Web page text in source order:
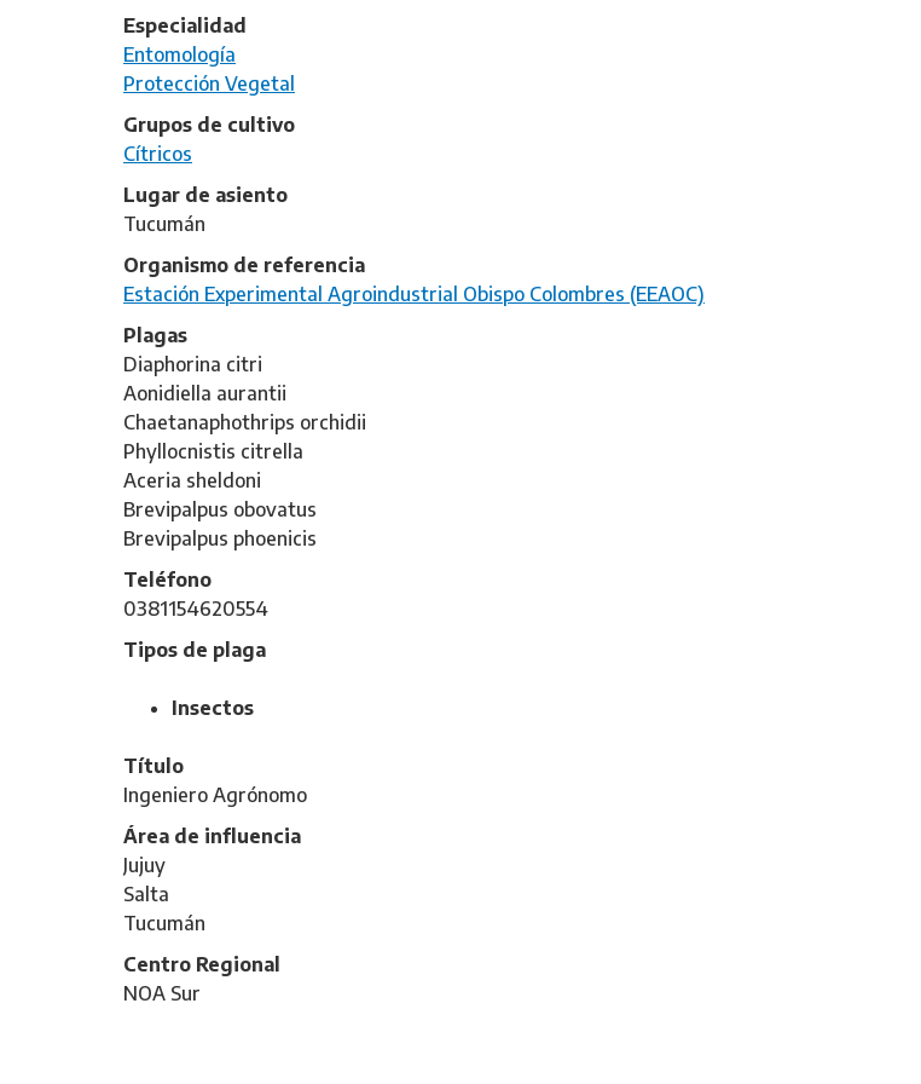
Especialidad
Entomología
Protección Vegetal
Grupos de cultivo
Cítricos
Lugar de asiento
Tucumán
Organismo de referencia
Estación Experimental Agroindustrial Obispo Colombres (EEAOC)
Plagas
Diaphorina citri
Aonidiella aurantii
Chaetanaphothrips orchidii
Phyllocnistis citrella
Aceria sheldoni
Brevipalpus obovatus
Brevipalpus phoenicis
Teléfono
0381154620554
Tipos de plaga
Insectos
Título
Ingeniero Agrónomo
Área de influencia
Jujuy
Salta
Tucumán
Centro Regional
NOA Sur